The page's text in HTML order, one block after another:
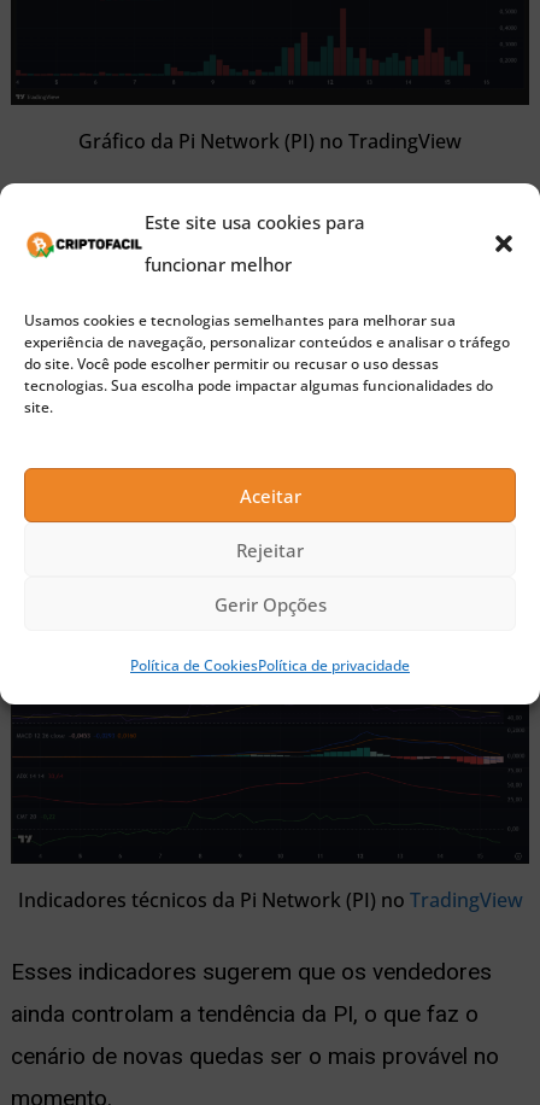
Este site usa cookies para
funcionar melhor
Usamos cookies e tecnologias semelhantes para melhorar sua
experiência de navegação, personalizar conteúdos e analisar o tráfego
do site. Você pode escolher permitir ou recusar o uso dessas
tecnologias. Sua escolha pode impactar algumas funcionalidades do
site.
Aceitar
Rejeitar
Gerir Opções
Política de CookiesPolítica de privacidade
Gráfico da Pi Network (PI) no TradingView
Em relação aos indicadores técnicos, o Índice de
Força Relativa (RSI) está abaixo de 50,
apontando
MACD mostra sinal negativo nas médias, com
barras vermelhas dominando o histograma.
O ADX está em queda e se aproxima de 25,
sinalizando uma tendência fraca ou instável.
Indicadores técnicos da Pi Network (PI) no TradingView
Esses indicadores sugerem que os vendedores
ainda controlam a tendência da PI, o que faz o
cenário de novas quedas ser o mais provável no
momento.